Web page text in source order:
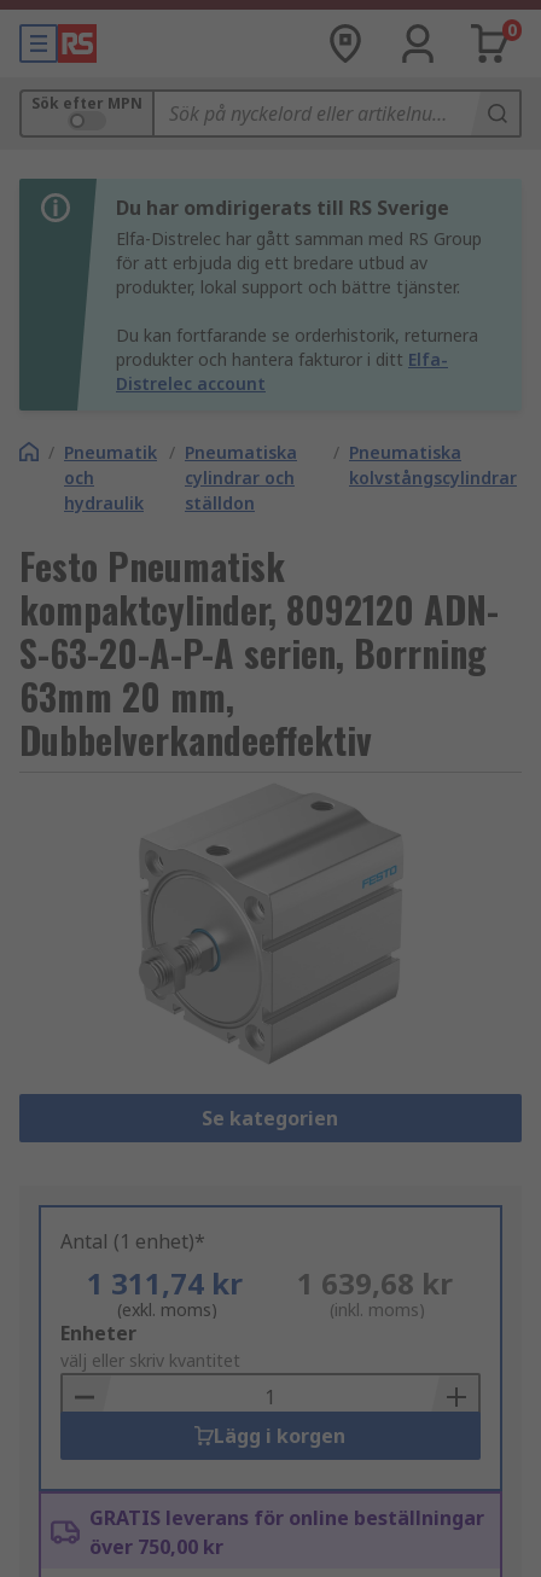
0
Sök efter MPN
Du har omdirigerats till RS Sverige
Elfa-Distrelec har gått samman med RS Group
för att erbjuda dig ett bredare utbud av
produkter, lokal support och bättre tjänster.
Du kan fortfarande se orderhistorik, returnera
produkter och hantera fakturor i ditt Elfa-
Distrelec account
/ Pneumatik
och
hydraulik
/ Pneumatiska
cylindrar och
ställdon
/ Pneumatiska
kolvstångscylindrar
Festo Pneumatisk
kompaktcylinder, 8092120 ADN-
S-63-20-A-P-A serien, Borrning
63mm 20 mm,
Dubbelverkandeeffektiv
Se kategorien
Antal (1 enhet)*
1 311,74 kr
(exkl. moms)
1 639,68 kr
(inkl. moms)
Add
to
Basket
Enheter
välj eller skriv kvantitet
Lägg i korgen
GRATIS leverans för online beställningar
över 750,00 kr